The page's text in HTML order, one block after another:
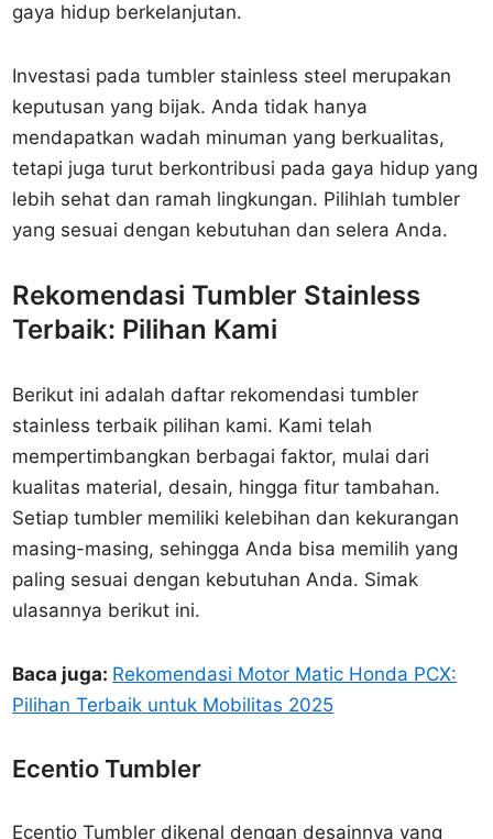
gaya hidup berkelanjutan.
Investasi pada tumbler stainless steel merupakan
keputusan yang bijak. Anda tidak hanya
mendapatkan wadah minuman yang berkualitas,
tetapi juga turut berkontribusi pada gaya hidup yang
lebih sehat dan ramah lingkungan. Pilihlah tumbler
yang sesuai dengan kebutuhan dan selera Anda.
Rekomendasi Tumbler Stainless
Terbaik: Pilihan Kami
Berikut ini adalah daftar rekomendasi tumbler
stainless terbaik pilihan kami. Kami telah
mempertimbangkan berbagai faktor, mulai dari
kualitas material, desain, hingga fitur tambahan.
Setiap tumbler memiliki kelebihan dan kekurangan
masing-masing, sehingga Anda bisa memilih yang
paling sesuai dengan kebutuhan Anda. Simak
ulasannya berikut ini.
Baca juga: Rekomendasi Motor Matic Honda PCX:
Pilihan Terbaik untuk Mobilitas 2025
Ecentio Tumbler
Ecentio Tumbler dikenal dengan desainnya yang